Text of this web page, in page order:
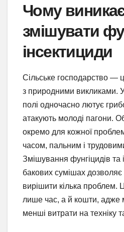
Чому
змішувати
інсектициди
Сільське господарство —
з природними викликами.
полі одночасно лютує
атакують молоді пагони.
окремо для кожної
часом, пальним і
Змішування фунгіцидів та
бакових сумішах дозволяє
вирішити кілька проблем.
лише час, а й кошти,
менші витрати на техніку